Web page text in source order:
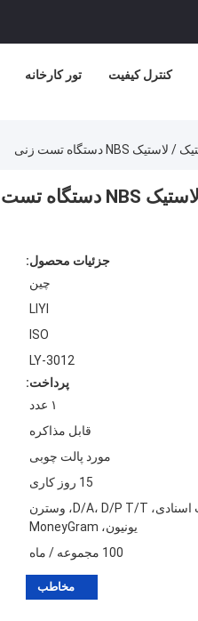
تور کارخانه کنترل کیفیت
، لاستیک NBS سایش تسترASTM D1630 تجهیزات تست لاستیک / لاستیک NBS دستگاه تست
جزئیات محصول:
چین
LIYI
ISO
LY-3012
پرداخت:
۱ عدد
قابل مذاکره
مورد پالت چوبی
15 روز کاری
اعتبارات اسنادی، D/A، D/P T/T، وسترن
یونیون، MoneyGram
100 مجموعه / ماه
مخاطب